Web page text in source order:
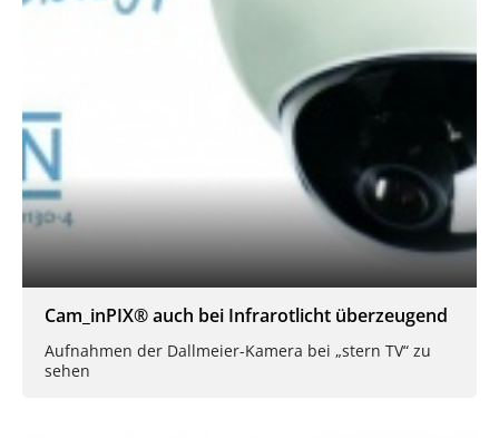
Cam_inPIX® auch bei Infrarotlicht überzeugend
Aufnahmen der Dallmeier-Kamera bei „stern TV“ zu
sehen